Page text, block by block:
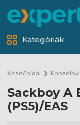
Kategóriák
Kezdőoldal Konzolok
Sackboy A
(PS5)/EAS